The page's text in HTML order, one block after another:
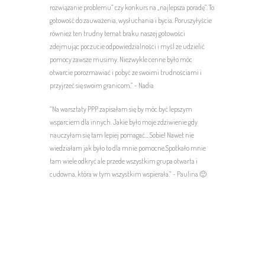
rozwiązanie problemu” czy konkurs na „najlepsza poradę”. To
gotowość do zauważenia, wysłuchania i bycia. Poruszyłyście
również ten trudny temat braku naszej gotowości
zdejmując poczucie odpowiedzialności i myśl ze udzielić
pomocy zawsze musimy. Niezwykle cenne było móc
otwarcie porozmawiać i pobyć ze swoimi trudnościami i
przyjrzeć się swoim granicom.” ~ Nadia
“Na warsztaty PPP zapisałam się by móc być lepszym
wsparciem dla innych. Jakie było moje zdziwienie gdy
nauczyłam się tam lepiej pomagać… Sobie! Nawet nie
wiedziałam jak było to dla mnie pomocne.Spotkało mnie
tam wiele odkryć ale przede wszystkim grupa otwarta i
cudowna, która w tym wszystkim wspierała.” ~ Paulina 🙂